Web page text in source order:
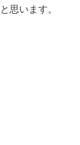
思います。